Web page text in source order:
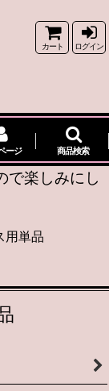
カート ログイン
ージ 商品検索
で楽しみにし
用単品